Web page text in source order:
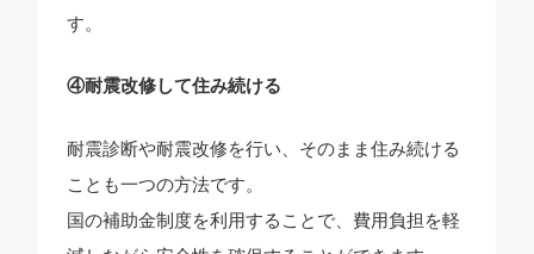
す。
④耐震改修して住み続ける
耐震診断や耐震改修を行い、そのまま住み続ける
ことも一つの方法です。
国の補助金制度を利用することで、費用負担を軽